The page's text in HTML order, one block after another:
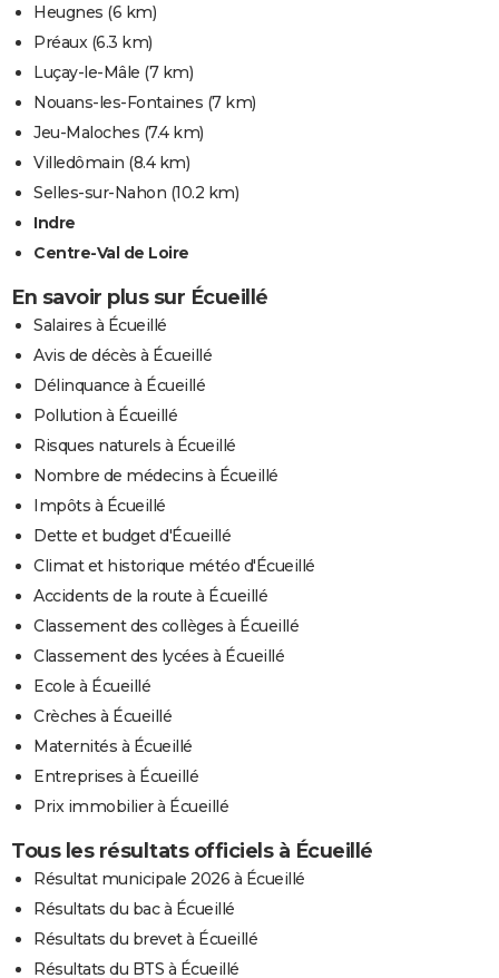
Heugnes (6 km)
Préaux(6.3 km)
Luçay-le-Mâle (7 km)
Nouans-les-Fontaines (7 km)
Jeu-Maloches (7.4 km)
Villedômain (8.4 km)
Selles-sur-Nahon (10.2 km)
Indre
Centre-Val de Loire
En savoir plus sur Écueillé
Salaires à Écueillé
Avis de décès à Écueillé
Délinquance à Écueillé
Pollution à Écueillé
Risques naturels à Écueillé
Nombre de médecins à Écueillé
Impôts à Écueillé
Dette et budget d'Écueillé
Climat et historique météo d'Écueillé
Accidents de la route à Écueillé
Classement des collèges à Écueillé
Classement des lycées à Écueillé
Ecole à Écueillé
Crèches à Écueillé
Maternités à Écueillé
Entreprises à Écueillé
Prix immobilier à Écueillé
Tous les résultats officiels à Écueillé
Résultat municipale 2026 à Écueillé
Résultats du bac à Écueillé
Résultats du brevet à Écueillé
Résultats du BTS à Écueillé